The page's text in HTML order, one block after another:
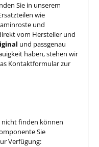
Sie in unserem
wie
und
vom Hersteller und
und passgenau
haben, stehen wir
Kontaktformular zur
nicht finden können
Sie
Verfügung: